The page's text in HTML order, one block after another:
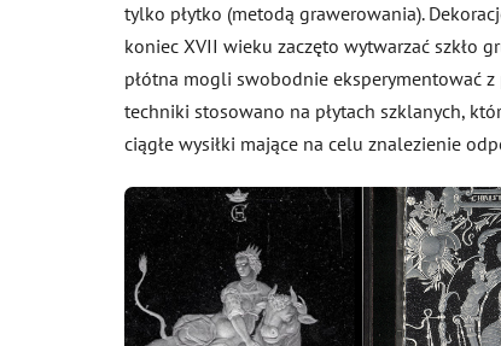
tylko płytko (metodą grawerowania).
koniec XVII wieku zaczęto wytwarzać szkło
płótna mogli swobodnie eksperymentować
techniki stosowano na płytach szklanych,
ciągłe wysiłki mające na celu znalezienie